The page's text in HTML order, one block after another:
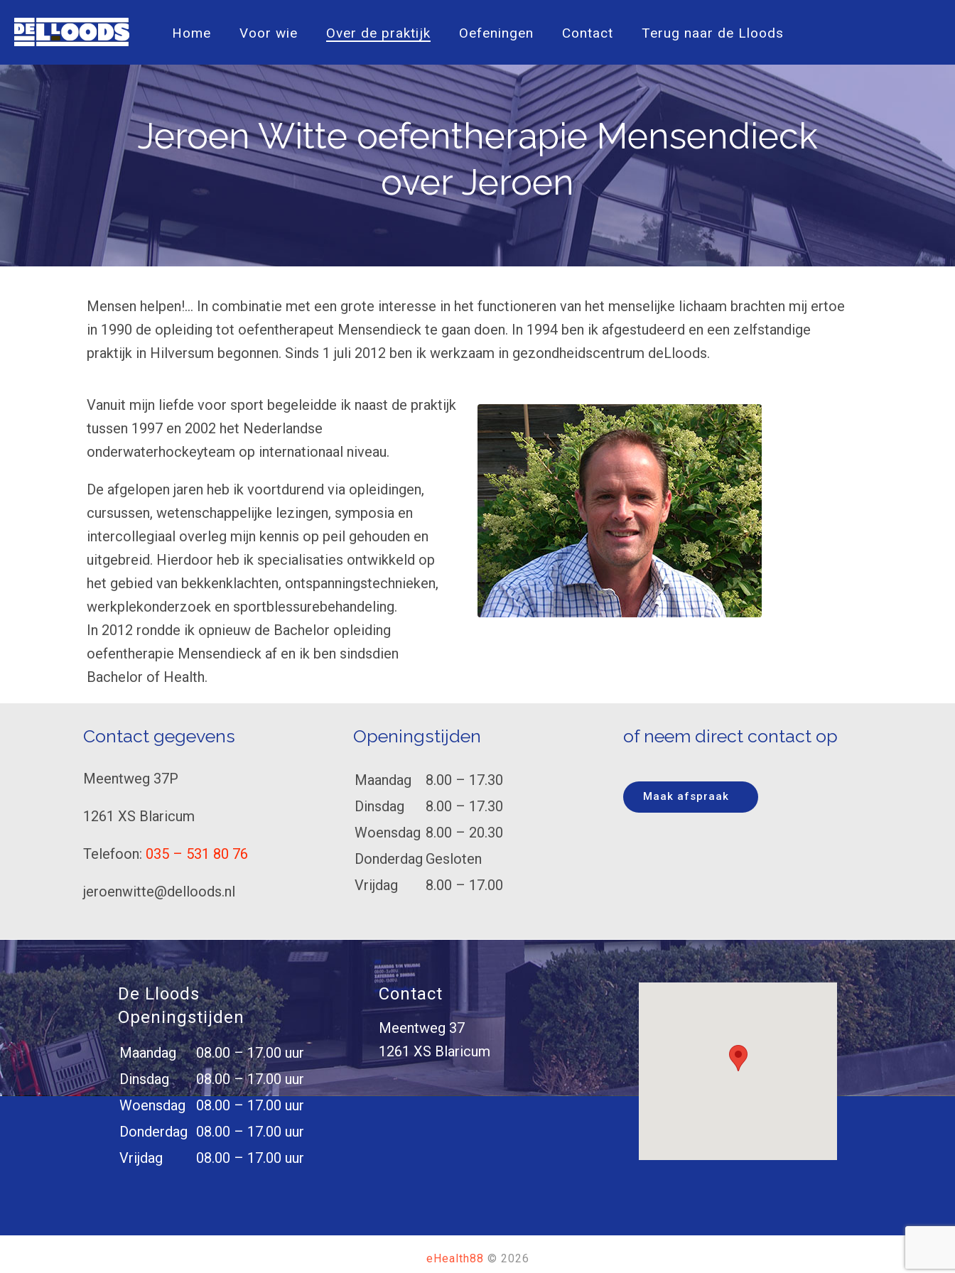
Home Voor wie Over de praktijk Oefeningen Contact Terug naar de Lloods
Jeroen Witte oefentherapie Mensendieck
over Jeroen
Mensen helpen!… In combinatie met een grote interesse in het functioneren van het menselijke lichaam brachten mij ertoe
in 1990 de opleiding tot oefentherapeut Mensendieck te gaan doen. In 1994 ben ik afgestudeerd en een zelfstandige
praktijk in Hilversum begonnen. Sinds 1 juli 2012 ben ik werkzaam in gezondheidscentrum deLloods.
Vanuit mijn liefde voor sport begeleidde ik naast de praktijk
tussen 1997 en 2002 het Nederlandse
onderwaterhockeyteam op internationaal niveau.
De afgelopen jaren heb ik voortdurend via opleidingen,
cursussen, wetenschappelijke lezingen, symposia en
intercollegiaal overleg mijn kennis op peil gehouden en
uitgebreid. Hierdoor heb ik specialisaties ontwikkeld op
het gebied van bekkenklachten, ontspanningstechnieken,
werkplekonderzoek en sportblessurebehandeling.
In 2012 rondde ik opnieuw de Bachelor opleiding
oefentherapie Mensendieck af en ik ben sindsdien
Bachelor of Health.
Contact gegevens
Meentweg 37P
1261 XS Blaricum
Telefoon: 035 – 531 80 76
jeroenwitte@delloods.nl
Openingstijden
Maandag
8.00 – 17.30
Dinsdag
8.00 – 17.30
Woensdag 8.00 – 20.30
Donderdag Gesloten
Vrijdag
8.00 – 17.00
of neem direct contact op
Maak afspraak
De Lloods
Openingstijden
Maandag
08.00 – 17.00 uur
Dinsdag
08.00 – 17.00 uur
Woensdag
08.00 – 17.00 uur
Donderdag 08.00 – 17.00 uur
Vrijdag
08.00 – 17.00 uur
Contact
Meentweg 37
1261 XS Blaricum
eHealth88 © 2026